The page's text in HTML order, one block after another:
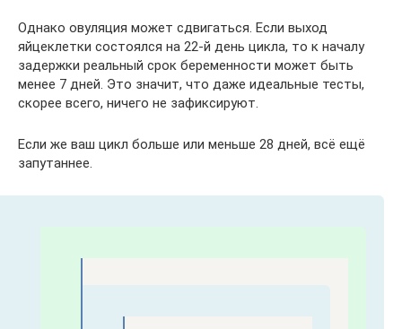
Однако овуляция может сдвигаться. Если выход
яйцеклетки состоялся на 22-й день цикла, то к началу
задержки реальный срок беременности может быть
менее 7 дней. Это значит, что даже идеальные тесты,
скорее всего, ничего не зафиксируют.
Если же ваш цикл больше или меньше 28 дней, всё ещё
запутаннее.